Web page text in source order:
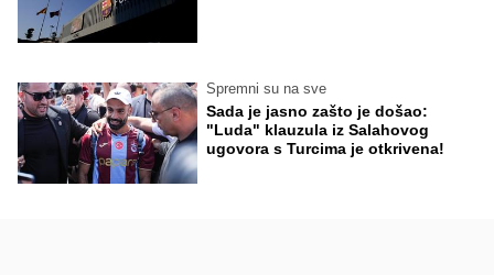
Spremni su na sve
Sada je jasno zašto je došao:
"Luda" klauzula iz Salahovog
ugovora s Turcima je otkrivena!